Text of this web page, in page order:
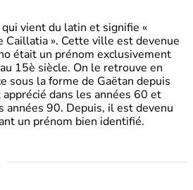
vient du latin et signifie «
Caillatia ». Cette ville est devenue
était un prénom exclusivement
15è siècle. On le retrouve en
sous la forme de Gaëtan depuis
dans les années 60 et
années 90. Depuis, il est devenu
un prénom bien identifié.